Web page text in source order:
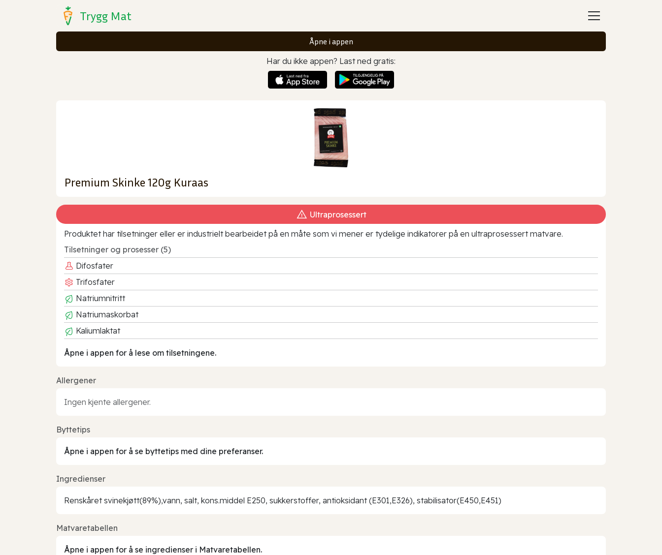
Trygg Mat
Åpne i appen
Har du ikke appen? Last ned gratis:
Premium Skinke 120g Kuraas
Ultraprosessert
Produktet har tilsetninger eller er industrielt bearbeidet på en måte som vi mener er tydelige indikatorer på en ultraprosessert matvare.
Tilsetninger og prosesser (5)
Difosfater
Trifosfater
Natriumnitritt
Natriumaskorbat
Kaliumlaktat
Åpne i appen for å lese om tilsetningene.
Allergener
Ingen kjente allergener.
Byttetips
Åpne i appen for å se byttetips med dine preferanser.
Ingredienser
Renskåret svinekjøtt(89%),vann, salt, kons.middel E250, sukkerstoffer, antioksidant (E301,E326), stabilisator(E450,E451)
Matvaretabellen
Åpne i appen for å se ingredienser i Matvaretabellen.